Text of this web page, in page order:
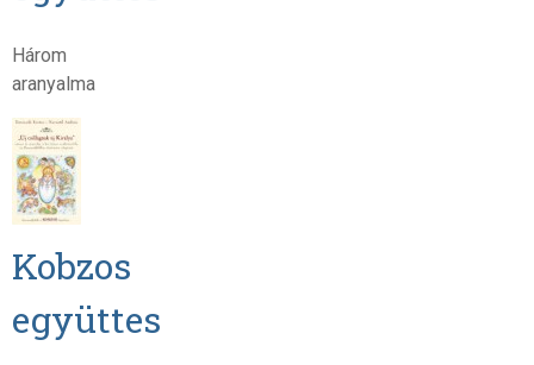
Három
aranyalma
Kobzos
együttes